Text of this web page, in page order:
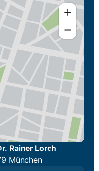
Rainer Lorch
München